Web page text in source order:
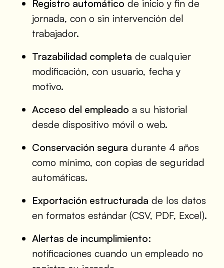
Registro automático de inicio y fin de
jornada, con o sin intervención del
trabajador.
Trazabilidad completa de cualquier
modificación, con usuario, fecha y
motivo.
Acceso del empleado a su historial
desde dispositivo móvil o web.
Conservación segura durante 4 años
como mínimo, con copias de seguridad
automáticas.
Exportación estructurada de los datos
en formatos estándar (CSV, PDF, Excel).
Alertas de incumplimiento:
notificaciones cuando un empleado no